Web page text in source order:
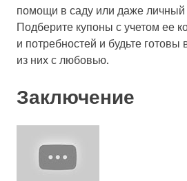
помощи в саду или даже личный
Подберите купоны с учетом ее
и потребностей и будьте
из них с любовью.
Заключение